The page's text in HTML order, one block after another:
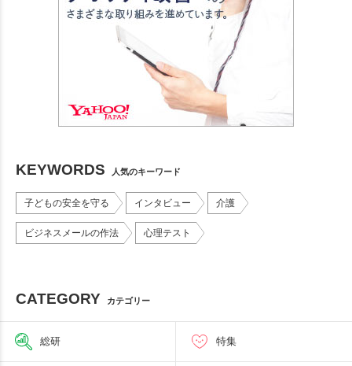
KEYWORDS 人気のキーワード
子どもの安全を守る インタビュー 介護
ビジネスメールの作法 心理テスト
CATEGORY カテゴリー
総研 特集